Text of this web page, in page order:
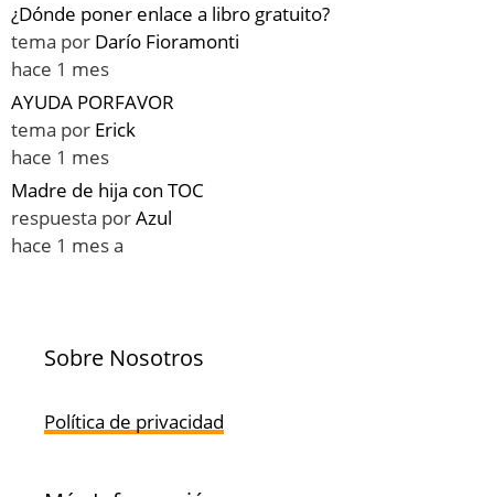
¿Dónde poner enlace a libro gratuito?
tema por Darío Fioramonti
hace 1 mes
AYUDA PORFAVOR
tema por Erick
hace 1 mes
Madre de hija con TOC
respuesta porAzul
hace 1 mes a
Sobre Nosotros
Política de privacidad